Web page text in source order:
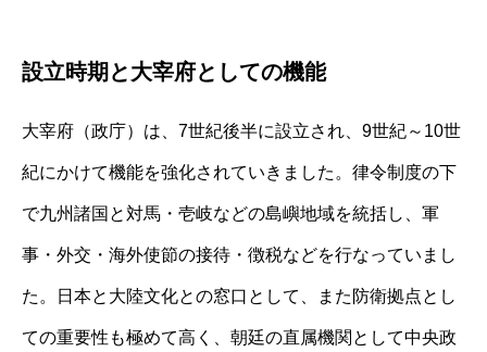
設立時期と大宰府としての機能
大宰府（政庁）は、7世紀後半に設立され、9世紀～10世
紀にかけて機能を強化されていきました。律令制度の下
で九州諸国と対馬・壱岐などの島嶼地域を統括し、軍
事・外交・海外使節の接待・徴税などを行なっていまし
た。日本と大陸文化との窓口として、また防衛拠点とし
ての重要性も極めて高く、朝廷の直属機関として中央政